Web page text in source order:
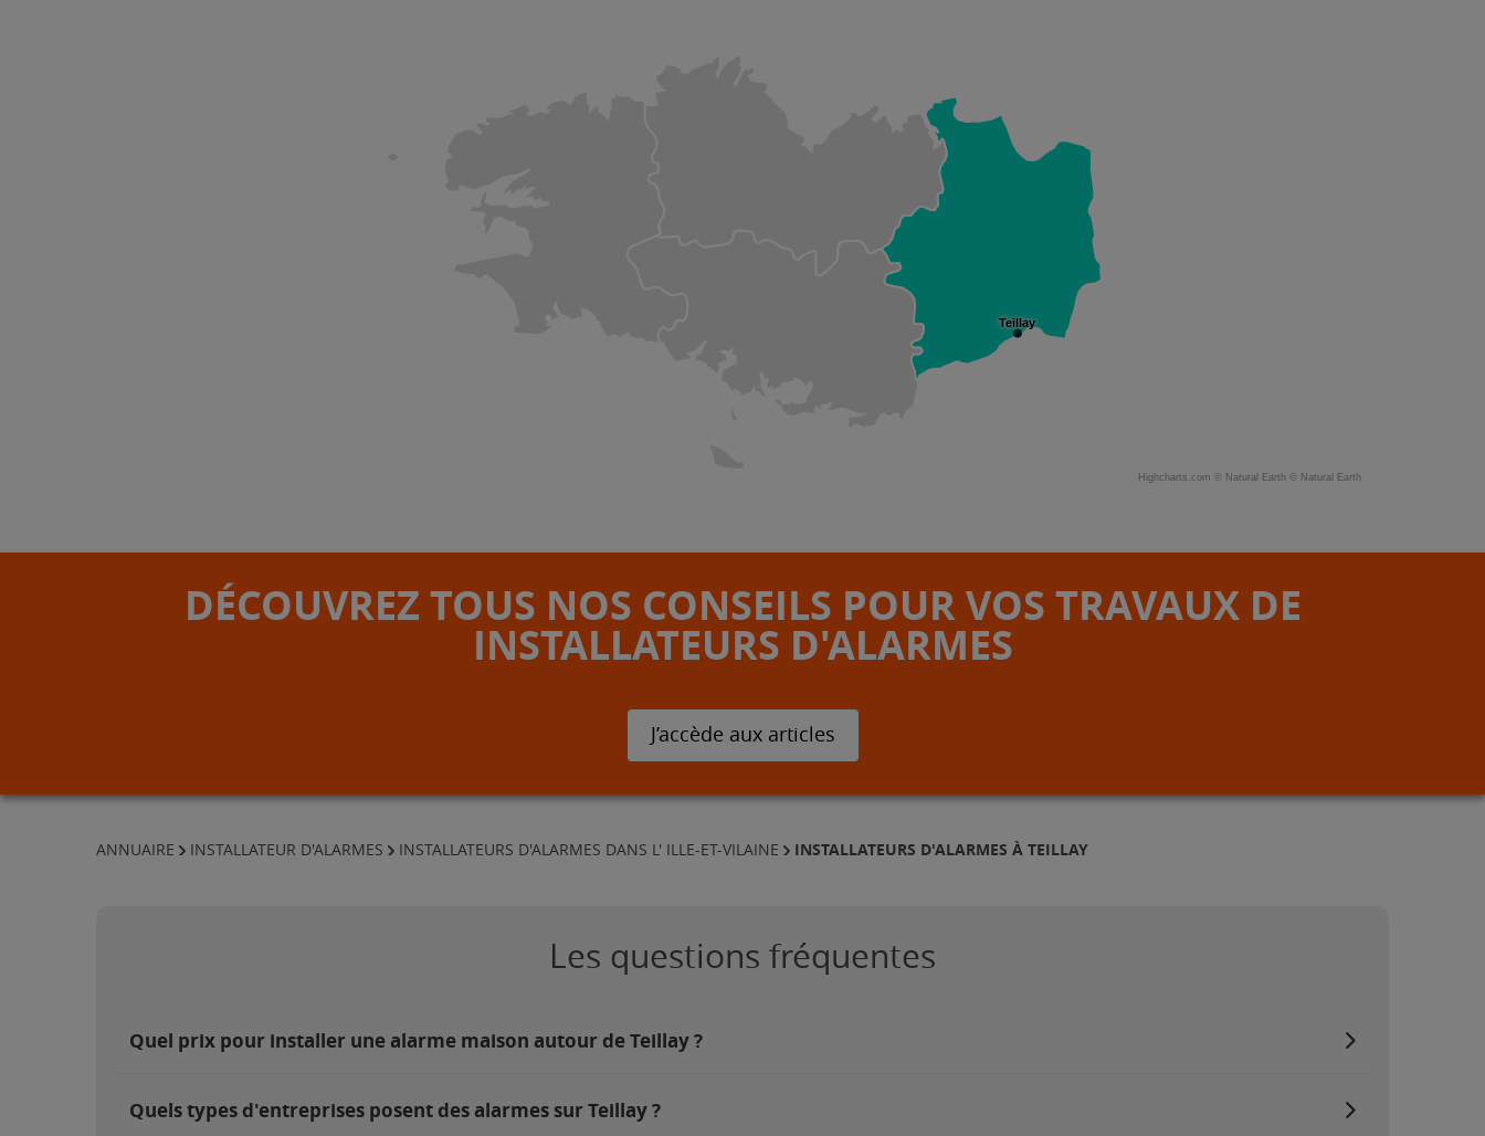
Teillay
Highcharts.com © Natural Earth © Natural Earth
DÉCOUVREZ TOUS NOS CONSEILS POUR VOS TRAVAUX DE
INSTALLATEURS D'ALARMES
J’accède aux articles
ANNUAIRE INSTALLATEUR D'ALARMES INSTALLATEURS D'ALARMES DANS L' ILLE-ET-VILAINE INSTALLATEURS D'ALARMES À TEILLAY
Les questions fréquentes
Quel prix pour installer une alarme maison autour de Teillay ?
Quels types d'entreprises posent des alarmes sur Teillay ?